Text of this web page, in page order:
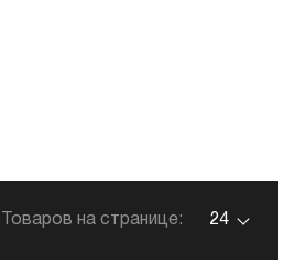
Товаров на странице: 24